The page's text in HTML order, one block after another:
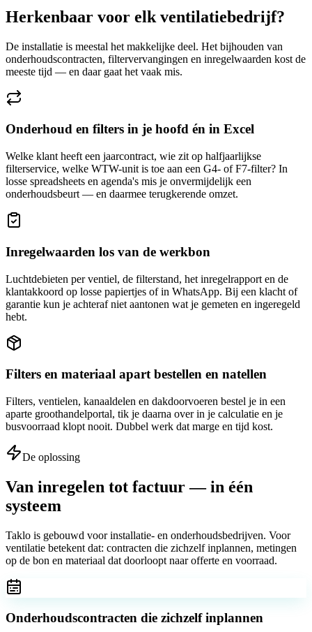
Herkenbaar voor elk ventilatiebedrijf?
De installatie is meestal het makkelijke deel. Het bijhouden van
onderhoudscontracten, filtervervangingen en inregelwaarden kost de
meeste tijd — en daar gaat het vaak mis.
Onderhoud en filters in je hoofd én in Excel
Welke klant heeft een jaarcontract, wie zit op halfjaarlijkse
filterservice, welke WTW-unit is toe aan een G4- of F7-filter? In
losse spreadsheets en agenda's mis je onvermijdelijk een
onderhoudsbeurt — en daarmee terugkerende omzet.
Inregelwaarden los van de werkbon
Luchtdebieten per ventiel, de filterstand, het inregelrapport en de
klantakkoord op losse papiertjes of in WhatsApp. Bij een klacht of
garantie kun je achteraf niet aantonen wat je gemeten en ingeregeld
hebt.
Filters en materiaal apart bestellen en natellen
Filters, ventielen, kanaaldelen en dakdoorvoeren bestel je in een
aparte groothandelportal, tik je daarna over in je calculatie en je
busvoorraad klopt nooit. Dubbel werk dat marge en tijd kost.
De oplossing
Van inregelen tot factuur — in één
systeem
Taklo is gebouwd voor installatie- en onderhoudsbedrijven. Voor
ventilatie betekent dat: contracten die zichzelf inplannen, metingen
op de bon en materiaal dat doorloopt naar offerte en voorraad.
Onderhoudscontracten die zichzelf inplannen